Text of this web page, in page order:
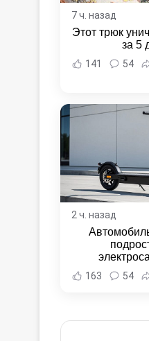
7 ч. назад
Этот трюк
за 5
141 54
2 ч. назад
Новости
163 54